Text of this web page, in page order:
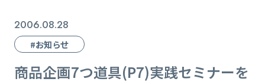
2006.08.28
#お知らせ
商品企画7つ道具(P7)実践セミナーを